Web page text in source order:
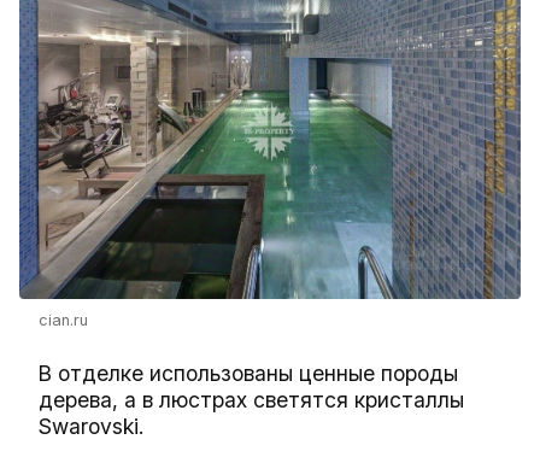
cian.ru
В отделке использованы ценные породы
дерева, а в люстрах светятся кристаллы
Swarovski.